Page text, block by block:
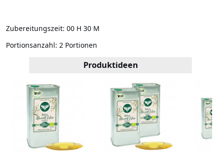
Zubereitungszeit: 00 H 30 M
Portionsanzahl: 2 Portionen
Produktideen